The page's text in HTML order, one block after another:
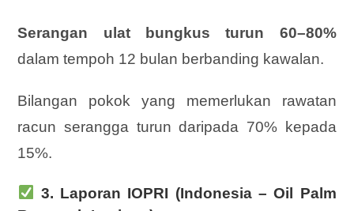
Serangan ulat bungkus turun 60–80%
dalam tempoh 12 bulan berbanding kawalan.
Bilangan pokok yang memerlukan rawatan
racun serangga turun daripada 70% kepada
15%.
3. Laporan IOPRI (Indonesia – Oil Palm